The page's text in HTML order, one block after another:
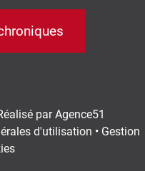
parAgence51
d'utilisation • Gestion